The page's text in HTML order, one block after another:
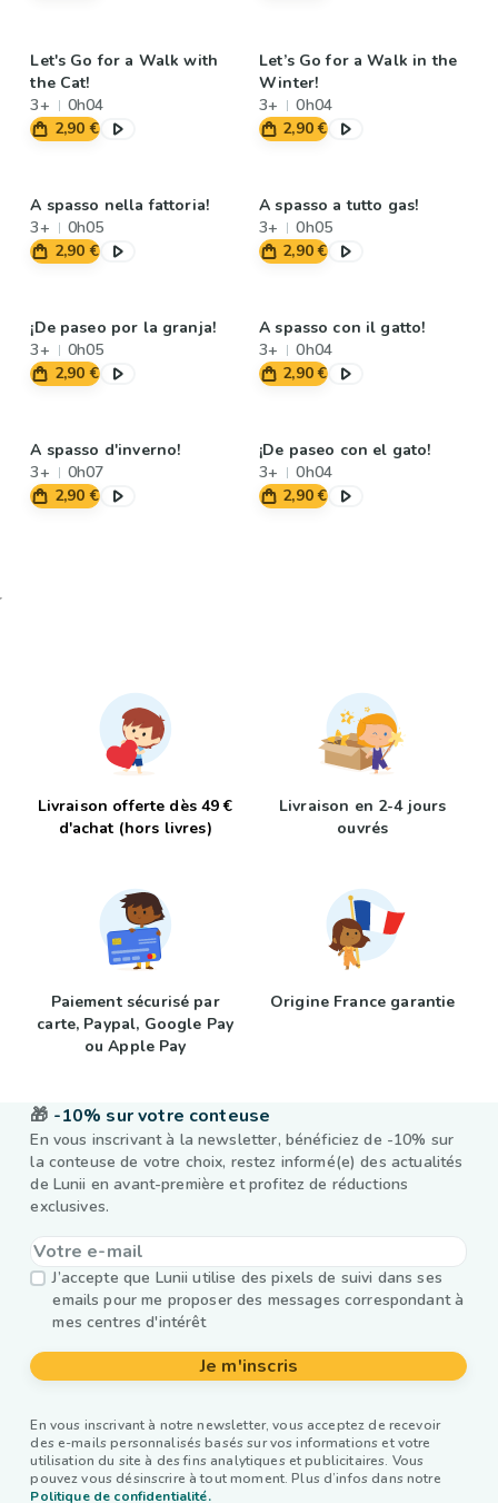
Let's Go for a Walk with
the Cat!
3+
0h04
2,90 €
Let’s Go for a Walk in the
Winter!
3+
0h04
2,90 €
A spasso nella fattoria!
3+
0h05
2,90 €
A spasso a tutto gas!
3+
0h05
2,90 €
¡De paseo por la granja!
3+
0h05
2,90 €
A spasso con il gatto!
3+
0h04
2,90 €
A spasso d'inverno!
3+
0h07
2,90 €
¡De paseo con el gato!
3+
0h04
2,90 €
Livraison offerte dès 49 €
d'achat (hors livres)
Livraison en 2-4 jours
ouvrés
Paiement sécurisé par
carte, Paypal, Google Pay
ou Apple Pay
Origine France garantie
🎁 -10% sur votre conteuse
En vous inscrivant à la newsletter, bénéficiez de -10% sur
la conteuse de votre choix, restez informé(e) des actualités
de Lunii en avant-première et profitez de réductions
exclusives.
J’accepte que Lunii utilise des pixels de suivi dans ses
emails pour me proposer des messages correspondant à
mes centres d'intérêt
Je m'inscris
En vous inscrivant à notre newsletter, vous acceptez de recevoir
des e-mails personnalisés basés sur vos informations et votre
utilisation du site à des fins analytiques et publicitaires. Vous
pouvez vous désinscrire à tout moment. Plus d’infos dans notre
Politique de confidentialité.